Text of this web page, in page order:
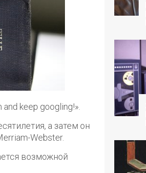
keep googling!».
а затем он
Webster.
возможной